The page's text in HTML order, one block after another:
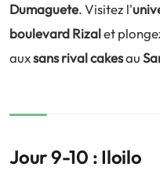
Dumaguete. Visitez l'
boulevard Rizalet
auxsans rival cakesau
Jour 9-10 : Iloilo